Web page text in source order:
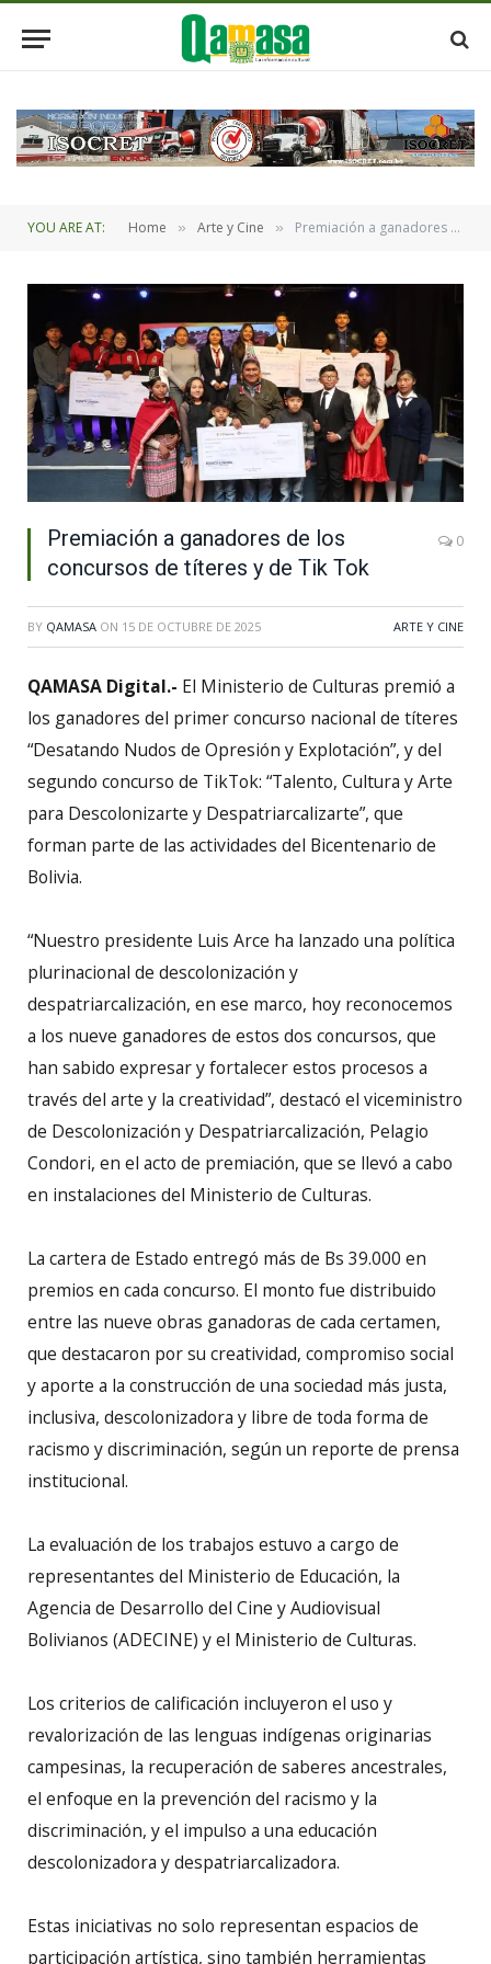
YOU ARE AT: Home » Arte y Cine » Premiación a ganadores de los concursos de títeres y de Tik Tok
Premiación a ganadores de los
concursos de títeres y de Tik Tok
0
BY QAMASA ON 15 DE OCTUBRE DE 2025 ARTE Y CINE
QAMASA Digital.- El Ministerio de Culturas premió a
los ganadores del primer concurso nacional de títeres
“Desatando Nudos de Opresión y Explotación”, y del
segundo concurso de TikTok: “Talento, Cultura y Arte
para Descolonizarte y Despatriarcalizarte”, que
forman parte de las actividades del Bicentenario de
Bolivia.
“Nuestro presidente Luis Arce ha lanzado una política
plurinacional de descolonización y
despatriarcalización, en ese marco, hoy reconocemos
a los nueve ganadores de estos dos concursos, que
han sabido expresar y fortalecer estos procesos a
través del arte y la creatividad”, destacó el viceministro
de Descolonización y Despatriarcalización, Pelagio
Condori, en el acto de premiación, que se llevó a cabo
en instalaciones del Ministerio de Culturas.
La cartera de Estado entregó más de Bs 39.000 en
premios en cada concurso. El monto fue distribuido
entre las nueve obras ganadoras de cada certamen,
que destacaron por su creatividad, compromiso social
y aporte a la construcción de una sociedad más justa,
inclusiva, descolonizadora y libre de toda forma de
racismo y discriminación, según un reporte de prensa
institucional.
La evaluación de los trabajos estuvo a cargo de
representantes del Ministerio de Educación, la
Agencia de Desarrollo del Cine y Audiovisual
Bolivianos (ADECINE) y el Ministerio de Culturas.
Los criterios de calificación incluyeron el uso y
revalorización de las lenguas indígenas originarias
campesinas, la recuperación de saberes ancestrales,
el enfoque en la prevención del racismo y la
discriminación, y el impulso a una educación
descolonizadora y despatriarcalizadora.
Estas iniciativas no solo representan espacios de
participación artística, sino también herramientas